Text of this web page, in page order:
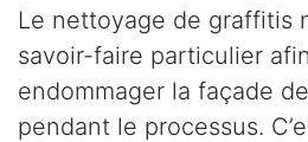
Le nettoyage de graffitis
savoir-faire particulier
endommager la façade
pendant le processus.